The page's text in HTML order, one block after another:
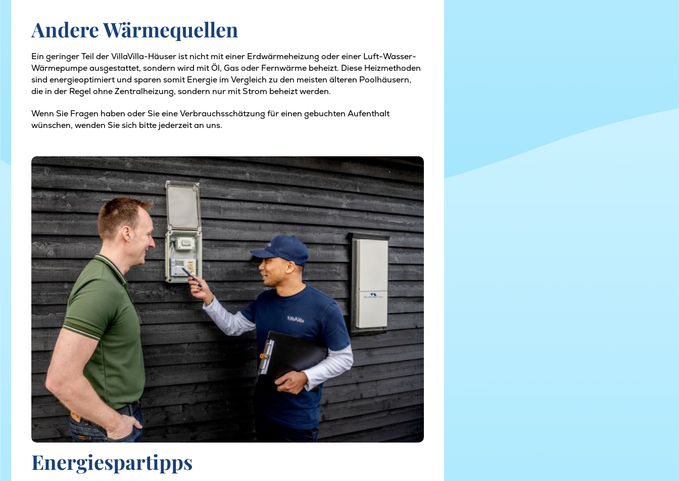
Andere Wärmequellen
Ein geringer Teil der VillaVilla-Häuser ist nicht mit einer Erdwärmeheizung oder einer Luft-Wasser-
Wärmepumpe ausgestattet, sondern wird mit Öl, Gas oder Fernwärme beheizt. Diese Heizmethoden
sind energieoptimiert und sparen somit Energie im Vergleich zu den meisten älteren Poolhäusern,
die in der Regel ohne Zentralheizung, sondern nur mit Strom beheizt werden.
Wenn Sie Fragen haben oder Sie eine Verbrauchsschätzung für einen gebuchten Aufenthalt
wünschen, wenden Sie sich bitte jederzeit an uns.
Energiespartipps